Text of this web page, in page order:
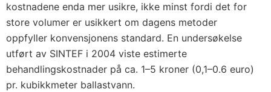
kostnadene enda mer usikre, ikke minst fordi det for
store volumer er usikkert om dagens metoder
oppfyller konvensjonens standard. En undersøkelse
utført av SINTEF i 2004 viste estimerte
behandlingskostnader på ca. 1–5 kroner (0,1–0.6 euro)
pr. kubikkmeter ballastvann.